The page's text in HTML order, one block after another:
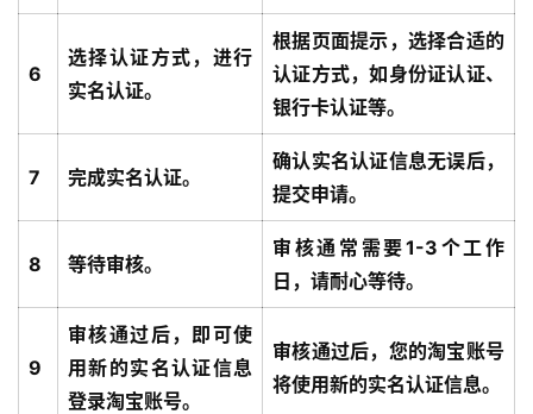
6
选择认证方式，进行
实名认证。
根据页面提示，选择合适的
认证方式，如身份证认证、
银行卡认证等。
7 完成实名认证。
确认实名认证信息无误后，
提交申请。
8 等待审核。
审核通常需要1-3个工作
日，请耐心等待。
9
审核通过后，即可使
用新的实名认证信息
登录淘宝账号。
审核通过后，您的淘宝账号
将使用新的实名认证信息。